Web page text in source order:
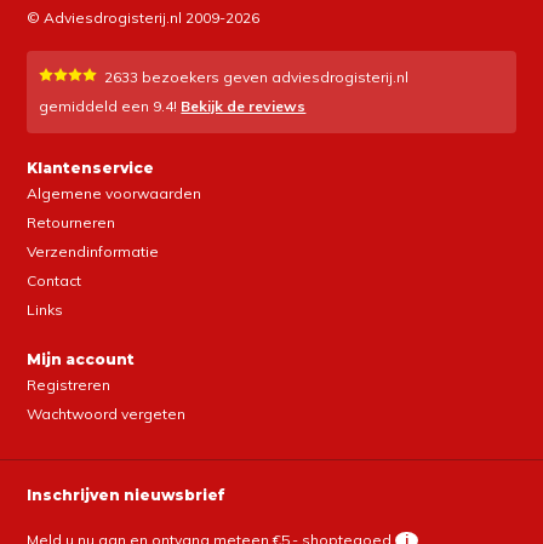
© Adviesdrogisterij.nl 2009-2026
2633 bezoekers geven adviesdrogisterij.nl
gemiddeld een 9.4! Bekijk de reviews
Klantenservice
Algemene voorwaarden
Retourneren
Verzendinformatie
Contact
Links
Mijn account
Registreren
Wachtwoord vergeten
Inschrijven nieuwsbrief
Meld u nu aan en ontvang meteen €5,- shoptegoed i